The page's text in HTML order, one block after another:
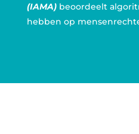
(IAMA)beoordeelt
hebben op